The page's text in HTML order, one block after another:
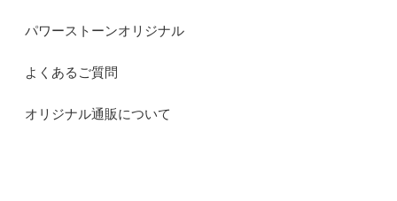
パワーストーンオリジナル
よくあるご質問
オリジナル通販について